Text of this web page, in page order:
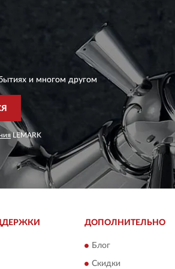
и многом другом
LEMARK
ДОПОЛНИТЕЛЬНО
Блог
Скидки